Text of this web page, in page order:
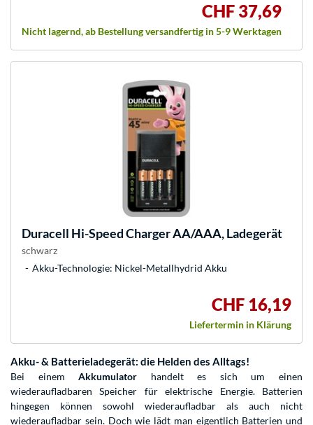
CHF 37,69
Nicht lagernd, ab Bestellung versandfertig in 5-9 Werktagen
Duracell Hi-Speed Charger AA/AAA, Ladegerät
schwarz
Akku-Technologie: Nickel-Metallhydrid Akku
CHF 16,19
Liefertermin in Klärung
Akku- & Batterieladegerät: die Helden des Alltags!
Bei einemAkkumulator handelt es sich um einen
wiederaufladbaren Speicher für elektrische Energie. Batterien
hingegen können sowohl wiederaufladbar als auch nicht
wiederaufladbar sein. Doch wie lädt man eigentlich Batterien und